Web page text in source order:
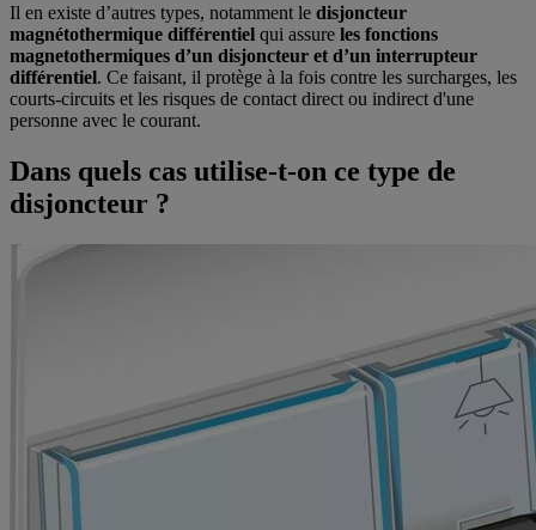
Il en existe d’autres types, notamment le disjoncteur
magnétothermique différentiel qui assure les fonctions
magnetothermiques d’un disjoncteur et d’un interrupteur
différentiel. Ce faisant, il protège à la fois contre les surcharges, les
courts-circuits et les risques de contact direct ou indirect d'une
personne avec le courant.
Dans quels cas utilise-t-on ce type de
disjoncteur ?